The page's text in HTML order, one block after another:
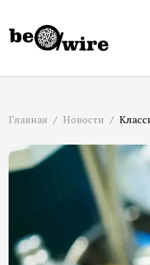
Главная Новости